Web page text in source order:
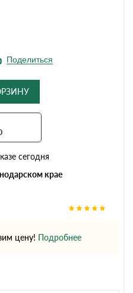
Поделиться
сегодня
крае
цену! Подробнее